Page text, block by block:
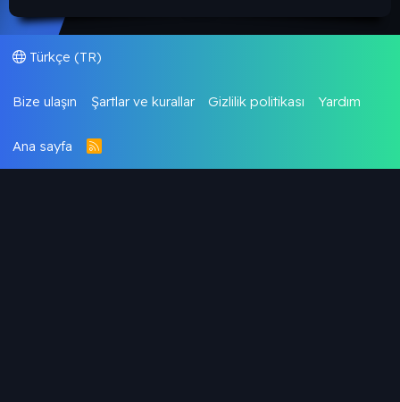
Türkçe (TR)
Bize ulaşın Şartlar ve kurallar Gizlilik politikası Yardım
Ana sayfa
R